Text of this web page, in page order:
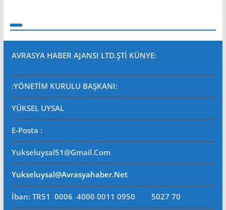
AVRASYA HABER AJANSI LTD.ŞTİ KÜNYE:
:YÖNETİM KURULU BAŞKANI:
YÜKSEL UYSAL
E-Posta :
Yukseluysal51@gmail.com
Yukseluysal@avrasyahaber.net
İban: TR51 0006 4000 0011 0950 5027 70